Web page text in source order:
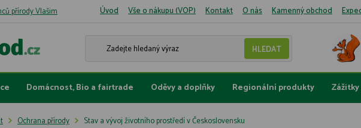
přírody Vlašim Úvod Vše o nákupu (VOP) Kontakt O nás Kamenný obchod
Domácnost, Bio a fairtrade Oděvy a doplňky Regionální produkty
Ochrana přírody Stav a vývoj životního prostředí v Československu